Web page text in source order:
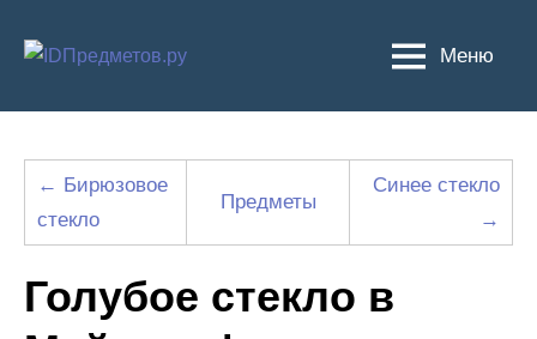
Меню
← Бирюзовое
стекло
Предметы
Синее стекло
→
Голубое стекло в